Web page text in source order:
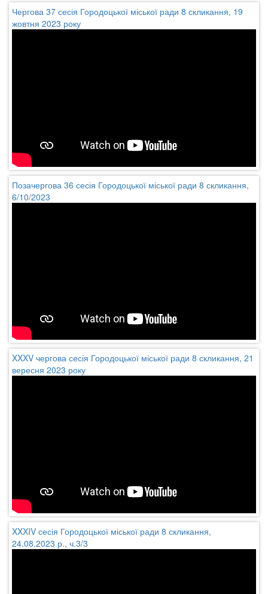
Чергова 37 сесія Городоцької міської ради 8 скликання, 19
жовтня 2023 року
Позачергова 36 сесія Городоцької міської ради 8 скликання,
6/10/2023
XXXV чергова сесія Городоцької міської ради 8 скликання, 21
вересня 2023 року
XXXIV сесія Городоцької міської ради 8 скликання,
24.08.2023 р., ч.3/3